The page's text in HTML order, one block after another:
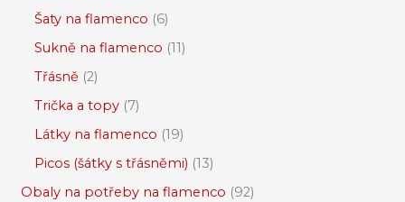
Šaty na flamenco 6
Sukně na flamenco 11
Třásně 2
Trička a topy 7
Látky na flamenco 19
Picos (šátky s třásněmi) 13
Obaly na potřeby na flamenco 92